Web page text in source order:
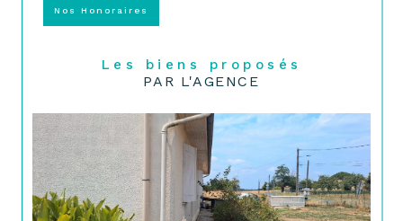
Nos Honoraires
Les biens proposés
PAR L'AGENCE